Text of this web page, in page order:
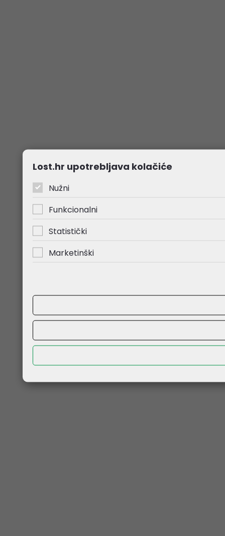
Lost.hr upotrebljava kolačiće
Nužni
Funkcionalni
Statistički
Marketinški